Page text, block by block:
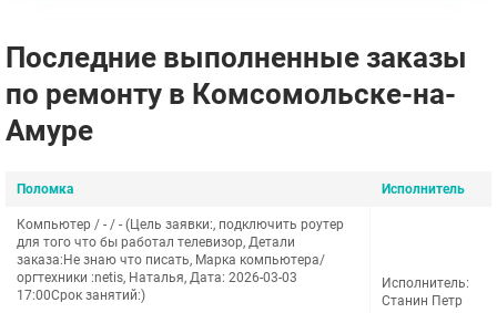
Последние выполненные заказы
по ремонту в Комсомольске-на-
Амуре
Поломка Исполнитель
Компьютер / - / - (Цель заявки:, подключить роутер
для того что бы работал телевизор, Детали
заказа:Не знаю что писать, Марка компьютера/
оргтехники :netis, Наталья, Дата: 2026-03-03
17:00Срок занятий:)
Исполнитель:
Станин Петр